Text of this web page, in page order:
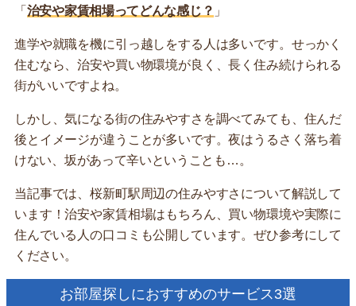
「 治安や家賃相場ってどんな感じ？ 」
進学や就職を機に引っ越しをする人は多いです。せっかく
住むなら、治安や買い物環境が良く、長く住み続けられる
街がいいですよね。
しかし、気になる街の住みやすさを調べてみても、住んだ
後とイメージが違うことが多いです。夜はうるさく落ち着
けない、坂があって辛いということも…。
当記事では、桜新町駅周辺の住みやすさについて解説して
います！治安や家賃相場はもちろん、買い物環境や実際に
住んでいる人の口コミも公開しています。ぜひ参考にして
ください。
お部屋探しにおすすめのサービス3選